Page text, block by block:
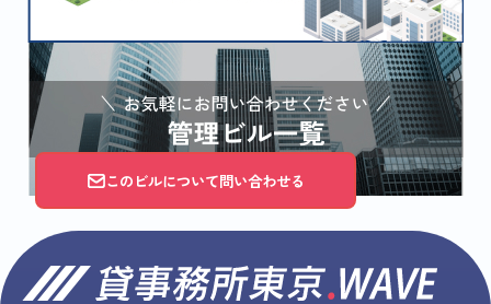
このビルについて問い合わせる